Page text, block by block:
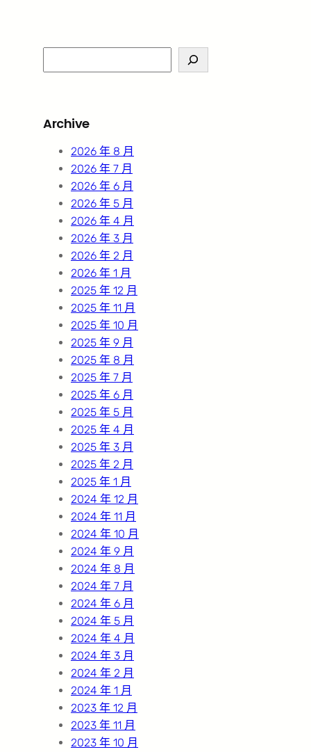
e
c
Archive
2026 年 8 月
2026 年 7 月
2026 年 6 月
2026 年 5 月
2026 年 4 月
2026 年 3 月
2026 年 2 月
2026 年 1 月
2025 年 12 月
2025 年 11 月
2025 年 10 月
2025 年 9 月
2025 年 8 月
2025 年 7 月
2025 年 6 月
2025 年 5 月
2025 年 4 月
2025 年 3 月
2025 年 2 月
2025 年 1 月
2024 年 12 月
2024 年 11 月
2024 年 10 月
2024 年 9 月
2024 年 8 月
2024 年 7 月
2024 年 6 月
2024 年 5 月
2024 年 4 月
2024 年 3 月
2024 年 2 月
2024 年 1 月
2023 年 12 月
2023 年 11 月
2023 年 10 月